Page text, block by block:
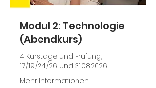
Modul 2: Technologie
(Abendkurs)
4 Kurstage und Prüfung,
17./19./24./26. und 31.08.2026
Mehr Informationen